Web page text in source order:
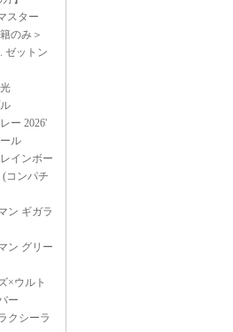
スター
のみ＞
ゼットン
ー 2026'
ル
インボー
コンパチ
ン ギガラ
ン グリー
×ウルト
ー
クシーラ